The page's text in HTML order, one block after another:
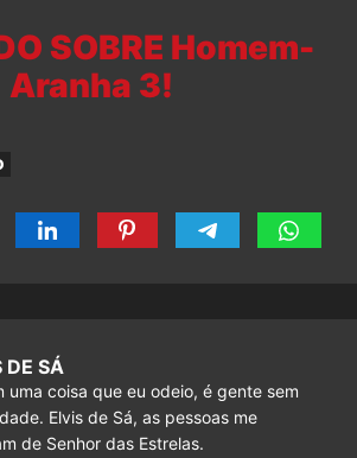
SOBRE Homem-
Aranha 3!
DE SÁ
uma coisa que eu odeio, é gente sem
Elvis de Sá, as pessoas me
de Senhor das Estrelas.